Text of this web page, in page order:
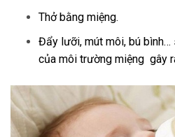
Thở bằng miệng.
Đẩy lưỡi, mút môi, bú bình…
của môi trường miệng gây